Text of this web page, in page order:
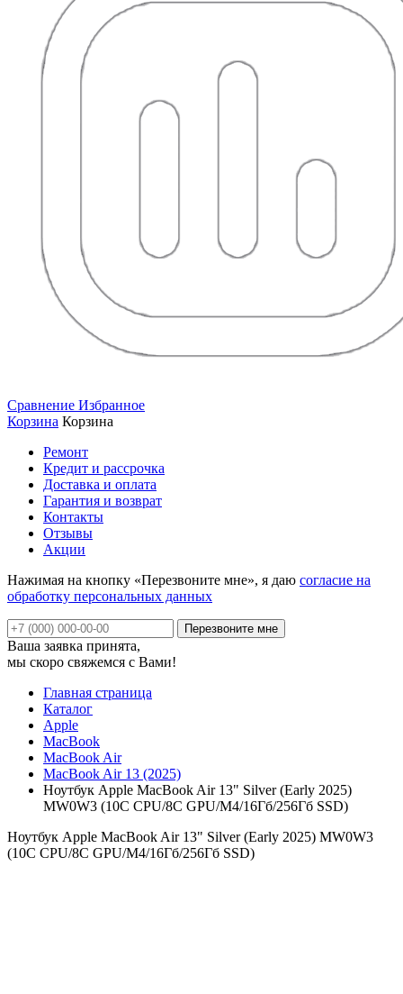
Сравнение Избранное
Корзина Корзина
Ремонт
Кредит и рассрочка
Доставка и оплата
Гарантия и возврат
Контакты
Отзывы
Акции
Нажимая на кнопку «Перезвоните мне», я даю согласие на
обработку персональных данных
Ваша заявка принята,
мы скоро свяжемся с Вами!
Главная страница
Каталог
Apple
MacBook
MacBook Air
MacBook Air 13 (2025)
Ноутбук Apple MacBook Air 13" Silver (Early 2025)
MW0W3 (10C CPU/8C GPU/M4/16Гб/256Гб SSD)
Ноутбук Apple MacBook Air 13" Silver (Early 2025) MW0W3
(10C CPU/8C GPU/M4/16Гб/256Гб SSD)